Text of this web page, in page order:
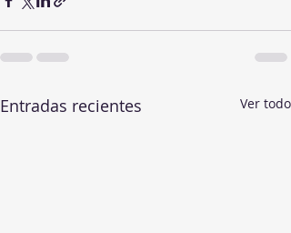
Entradas recientes Ver todo